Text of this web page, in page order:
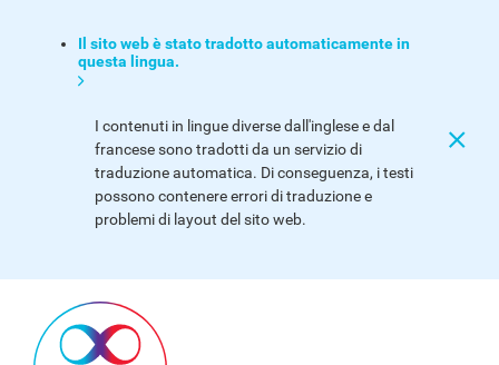
Il sito web è stato tradotto automaticamente in
questa lingua.
I contenuti in lingue diverse dall'inglese e dal
francese sono tradotti da un servizio di
traduzione automatica. Di conseguenza, i testi
possono contenere errori di traduzione e
problemi di layout del sito web.